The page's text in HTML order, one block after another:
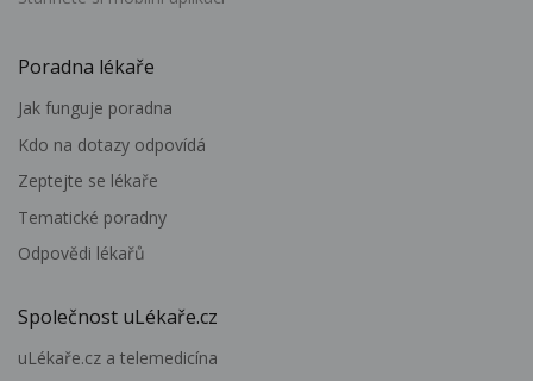
Poradna lékaře
Jak funguje poradna
Kdo na dotazy odpovídá
Zeptejte se lékaře
Tematické poradny
Odpovědi lékařů
Společnost uLékaře.cz
uLékaře.cz a telemedicína